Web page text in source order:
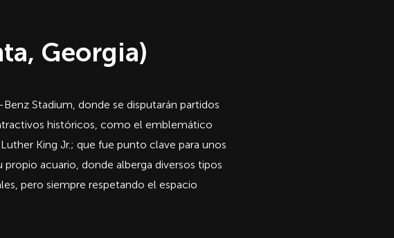
Georgia)
Stadium, donde se disputarán partidos
históricos, como el emblemático
King Jr.; que fue punto clave para unos
acuario, donde alberga diversos tipos
pero siempre respetando el espacio